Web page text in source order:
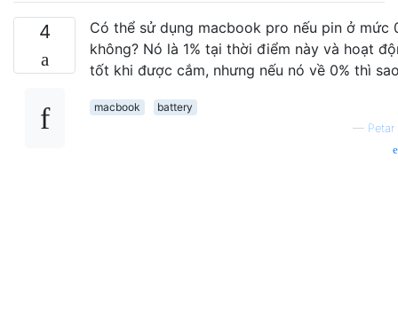
4
Có thể sử dụng macbook pro nếu pin ở mức
không? Nó là 1% tại thời điểm này và hoạt
tốt khi được cắm, nhưng nếu nó về 0% thì
macbook
battery
—